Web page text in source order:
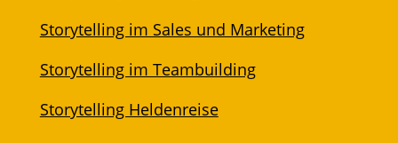
Storytelling im Sales und Marketing
Storytelling im Teambuilding
Storytelling Heldenreise